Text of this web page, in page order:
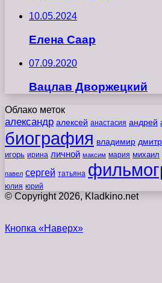
10.05.2024
Елена Саар
07.09.2020
Вацлав Дворжецкий
Облако меток
александр алексей анастасия андрей
биография владимир
игорь ирина личной максим мария михаил
павел сергей татьяна
юлия юрий
© Copyright 2026, Kladkino.net
Кнопка «Наверх»